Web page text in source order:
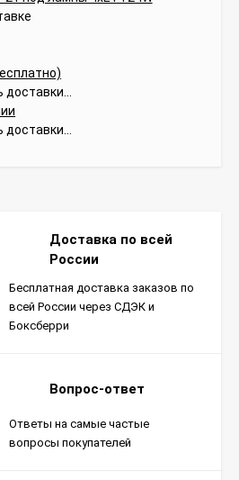
Доставка по всей
России
Бесплатная доставка заказов по
всей России через СДЭК и
Боксберри
Вопрос-ответ
Ответы на самые частые
вопросы покупателей